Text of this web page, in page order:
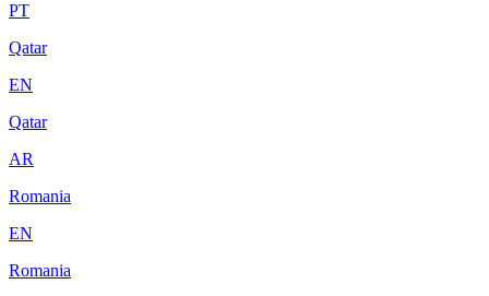
PT
Qatar
EN
Qatar
AR
Romania
EN
Romania